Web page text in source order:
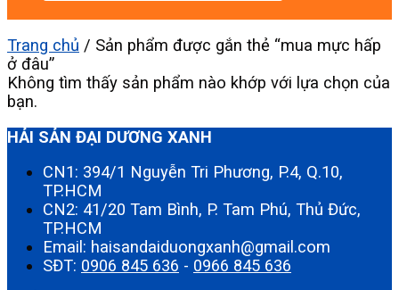
Trang chủ / Sản phẩm được gắn thẻ “mua mực hấp
ở đâu”
Không tìm thấy sản phẩm nào khớp với lựa chọn của
bạn.
HẢI SẢN ĐẠI DƯƠNG XANH
CN1: 394/1 Nguyễn Tri Phương, P.4, Q.10,
TP.HCM
CN2: 41/20 Tam Bình, P. Tam Phú, Thủ Đức,
TP.HCM
Email: haisandaiduongxanh@gmail.com
SĐT: 0906 845 636 - 0966 845 636